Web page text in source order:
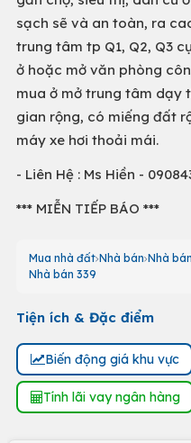
sạch sẽ và an toàn, ra
trung tâm tp Q1, Q2, Q3
ở hoặc mở văn phòng
mua ở mở trung tâm dạy
gian rộng, có miếng đất
máy xe hơi thoải mái.
- Liên Hệ : Ms Hiền -
*** MIỄN TIẾP BÁO ***
Mua nhà đất Nhà bán Nhà
Nhà bán 339
Tiện ích & Đặc điểm
Biến động giá khu vực
Tính lãi vay ngân hàng